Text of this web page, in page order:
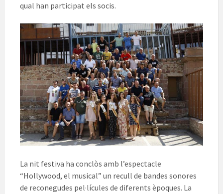
qual han participat els socis.
La nit festiva ha conclòs amb l’espectacle
“Hollywood, el musical” un recull de bandes sonores
de reconegudes pel·lícules de diferents èpoques. La